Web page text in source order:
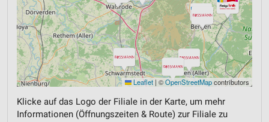
Leaflet | ©OpenStreetMapcontributors
Klicke auf das Logo der Filiale in der Karte, um mehr
Informationen (Öffnungszeiten & Route) zur Filiale zu